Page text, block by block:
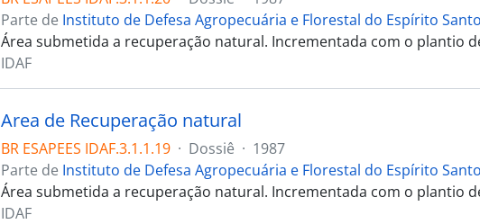
Parte de Instituto de Defesa Agropecuária e Florestal do Espírito Santo
Área submetida a recuperação natural. Incrementada com o plantio
IDAF
Area de Recuperação natural
BR ESAPEES IDAF.3.1.1.19 · Dossiê · 1987
Parte de Instituto de Defesa Agropecuária e Florestal do Espírito Santo
Área submetida a recuperação natural. Incrementada com o plantio
IDAF